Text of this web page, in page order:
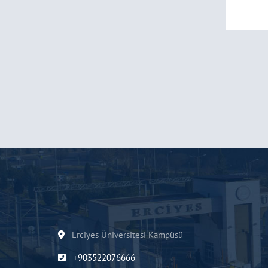
Erciyes Üniversitesi Kampüsü
+903522076666